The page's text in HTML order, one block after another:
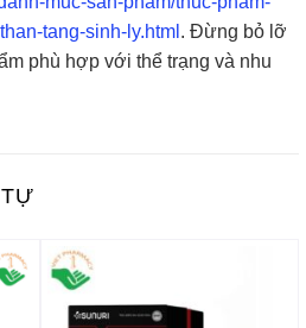
tang-sinh-ly.html . Đừng bỏ lỡ
phù hợp với thể trạng và nhu